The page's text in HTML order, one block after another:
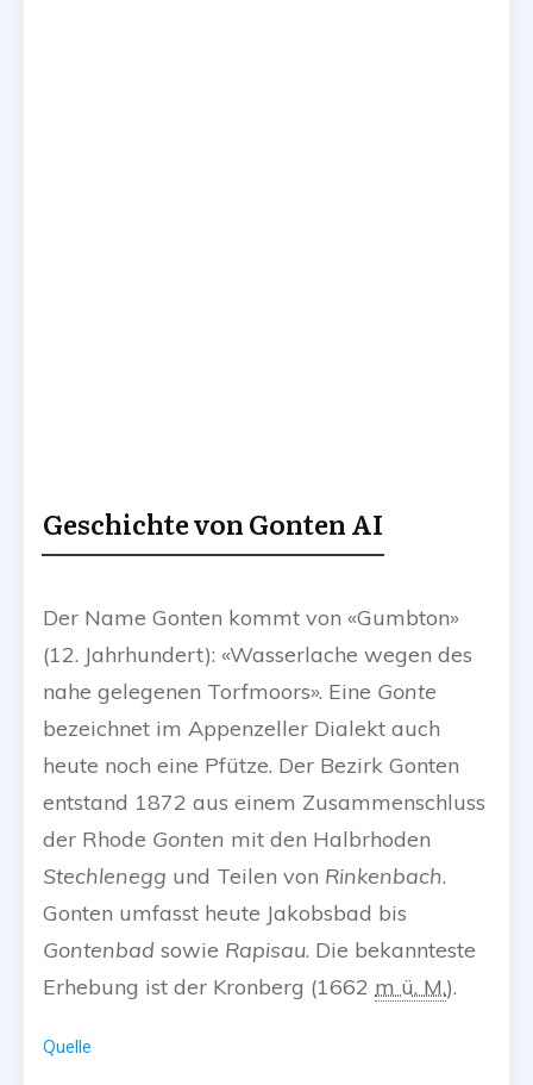
Geschichte von Gonten AI
Der Name Gonten kommt von «Gumbton»
(12. Jahrhundert): «Wasserlache wegen des
nahe gelegenen Torfmoors». Eine Gonte
bezeichnet im Appenzeller Dialekt auch
heute noch eine Pfütze. Der Bezirk Gonten
entstand 1872 aus einem Zusammenschluss
der Rhode Gonten mit den Halbrhoden
Stechlenegg und Teilen von Rinkenbach.
Gonten umfasst heute Jakobsbad bis
Gontenbad sowie Rapisau. Die bekannteste
Erhebung ist der Kronberg (1662 m ü. M.).
Quelle